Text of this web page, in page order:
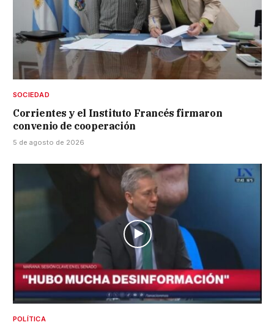
SOCIEDAD
Corrientes y el Instituto Francés firmaron
convenio de cooperación
5 de agosto de 2026
POLÍTICA